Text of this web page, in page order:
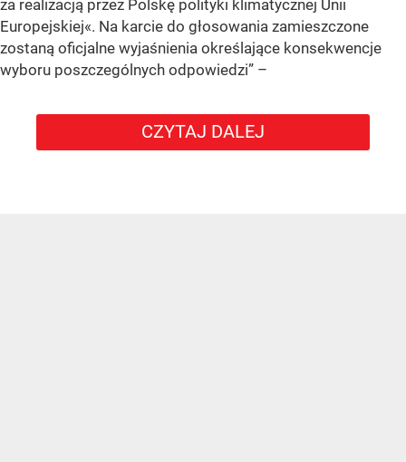
za realizacją przez Polskę polityki klimatycznej Unii
Europejskiej«. Na karcie do głosowania zamieszczone
zostaną oficjalne wyjaśnienia określające konsekwencje
wyboru poszczególnych odpowiedzi” –
CZYTAJ DALEJ